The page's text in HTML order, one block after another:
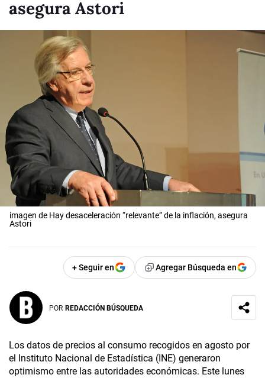
asegura Astori
imagen de Hay desaceleración “relevante” de la inflación, asegura
Astori
+ Seguir en Agregar Búsqueda en
POR REDACCIÓN BÚSQUEDA
Los datos de precios al consumo recogidos en agosto por
el Instituto Nacional de Estadística (INE) generaron
optimismo entre las autoridades económicas. Este lunes